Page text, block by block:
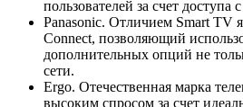
пользователей за счет доступа
Panasonic. Отличием Smart TV
Connect, позволяющий
дополнительных опций не
сети.
Ergo. Отечественная марка
высоким спросом за счет